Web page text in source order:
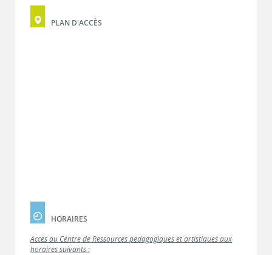
PLAN D'ACCÈS
HORAIRES
Accès au Centre de Ressources pédagogiques et artistiques aux
horaires suivants :